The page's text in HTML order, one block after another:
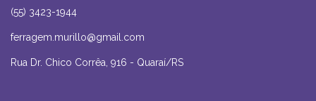
(55) 3423-1944
ferragem.murillo@gmail.com
Rua Dr. Chico Corrêa, 916 - Quaraí/RS